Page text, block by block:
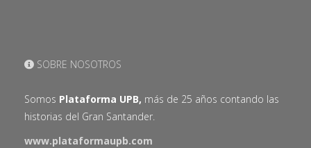
SOBRE NOSOTROS
Somos Plataforma UPB, más de 25 años contando las
historias del Gran Santander.
www.plataformaupb.com